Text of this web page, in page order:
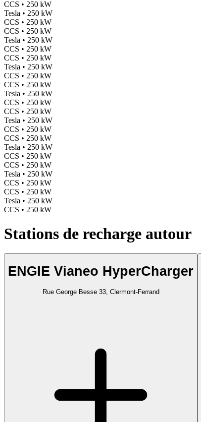
CCS • 250 kW
Tesla • 250 kW
CCS • 250 kW
CCS • 250 kW
Tesla • 250 kW
CCS • 250 kW
CCS • 250 kW
Tesla • 250 kW
CCS • 250 kW
CCS • 250 kW
Tesla • 250 kW
CCS • 250 kW
CCS • 250 kW
Tesla • 250 kW
CCS • 250 kW
CCS • 250 kW
Tesla • 250 kW
CCS • 250 kW
CCS • 250 kW
Tesla • 250 kW
CCS • 250 kW
CCS • 250 kW
Tesla • 250 kW
CCS • 250 kW
Stations de recharge autour
ENGIE Vianeo HyperCharger
Rue George Besse 33, Clermont-Ferrand